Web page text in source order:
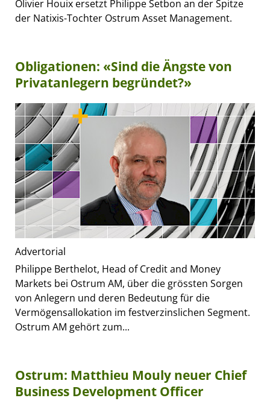
Olivier Houix ersetzt Philippe Setbon an der Spitze
der Natixis-Tochter Ostrum Asset Management.
Obligationen: «Sind die Ängste von
Privatanlegern begründet?»
Advertorial
Philippe Berthelot, Head of Credit and Money
Markets bei Ostrum AM, über die grössten Sorgen
von Anlegern und deren Bedeutung für die
Vermögensallokation im festverzinslichen Segment.
Ostrum AM gehört zum...
Ostrum: Matthieu Mouly neuer Chief
Business Development Officer